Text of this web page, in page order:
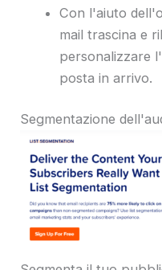
Con l'aiuto
mail trascina e
personalizzare
posta in arrivo.
Segmentazione